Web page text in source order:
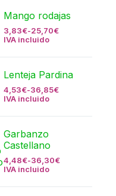
Mango rodajas
3,83€-25,70€
IVA incluido
Lenteja Pardina
4,53€-36,85€
IVA incluido
Garbanzo
Castellano
4,48€-36,30€
IVA incluido